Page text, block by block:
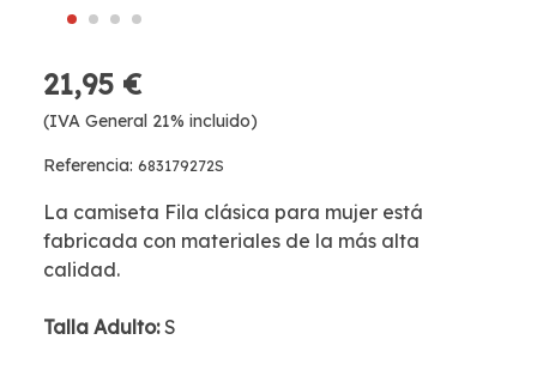
21,95 €
(IVA General 21% incluido)
Referencia: 683179272S
La camiseta Fila clásica para mujer está
fabricada con materiales de la más alta
calidad.
Talla Adulto: S